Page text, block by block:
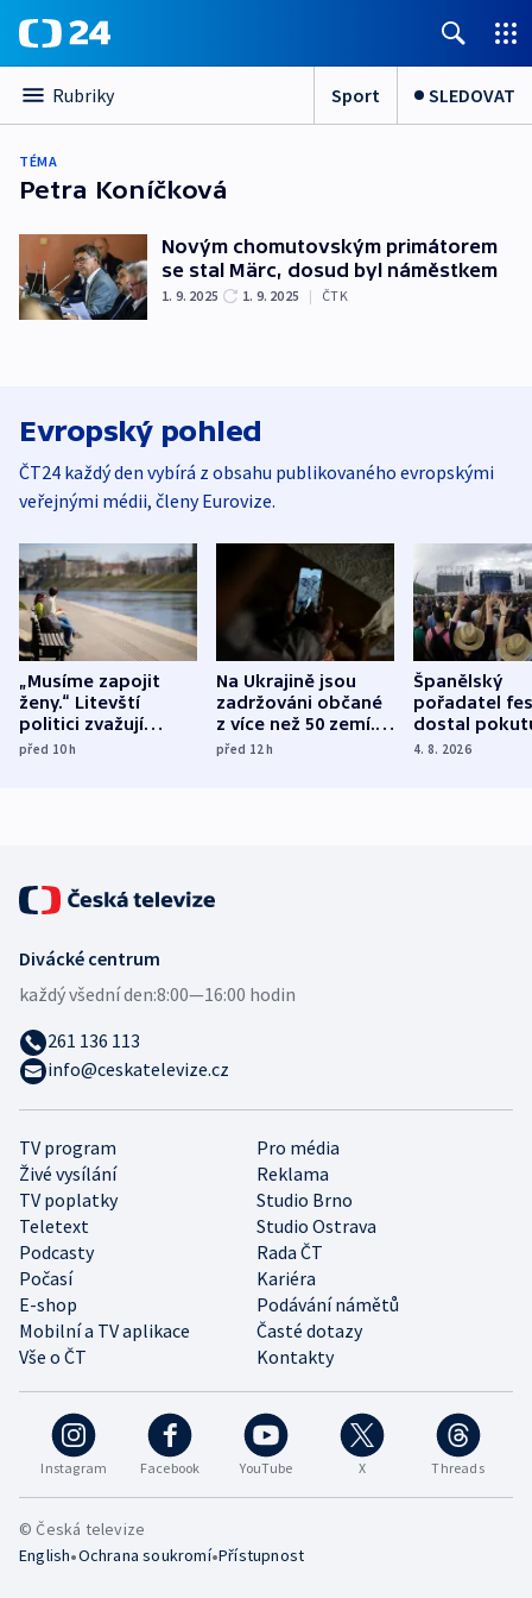
Rubriky Sport SLEDOVAT
TÉMA
Petra Koníčková
Novým chomutovským primátorem
se stal Märc, dosud byl náměstkem
1. 9. 2025 1. 9. 2025 | ČTK
Evropský pohled
ČT24 každý den vybírá z obsahu publikovaného evropskými
veřejnými médii, členy Eurovize.
„Musíme zapojit
ženy.“ Litevští
politici zvažují
dohodu o
před 10h
Na Ukrajině jsou
zadržováni občané
z více než 50 zemí.
Bojovali na straně
před 12h
Španělský
pořadatel
dostal
nekalé
4. 8. 2026
Instagram Facebook YouTube X Threads
TV program
Pro média
Živé vysílání
Reklama
TV poplatky
Studio Brno
Teletext
Studio Ostrava
Podcasty
Rada ČT
Počasí
Kariéra
E-shop
Podávání námětů
Mobilní a TV aplikace
Časté dotazy
Vše o ČT
Kontakty
Divácké centrum
každý všední den:8:00—16:00 hodin
261 136 113
info@ceskatelevize.cz
© Česká televize
English•Ochrana soukromí•Přístupnost